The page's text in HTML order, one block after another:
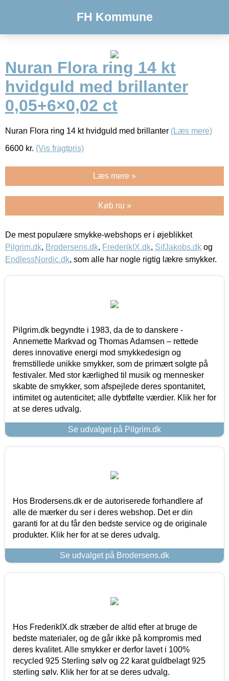
FH Kommune
Nuran Flora ring 14 kt
hvidguld med brillanter
0,05+6×0,02 ct
Nuran Flora ring 14 kt hvidguld med brillanter (Læs mere)
6600 kr. (Vis fragtpris)
Læs mere »
Køb nu »
De mest populære smykke-webshops er i øjeblikket
Pilgrim.dk, Brodersens.dk, FrederikIX.dk, SifJakobs.dk og
EndlessNordic.dk, som alle har nogle rigtig lækre smykker.
Pilgrim.dk begyndte i 1983, da de to danskere -
Annemette Markvad og Thomas Adamsen – rettede
deres innovative energi mod smykkedesign og
fremstillede unikke smykker, som de primært solgte på
festivaler. Med stor kærlighed til musik og mennesker
skabte de smykker, som afspejlede deres spontanitet,
intimitet og autenticitet; alle dybtfølte værdier. Klik her for
at se deres udvalg.
Se udvalget på Pilgrim.dk
Hos Brodersens.dk er de autoriserede forhandlere af
alle de mærker du ser i deres webshop. Det er din
garanti for at du får den bedste service og de originale
produkter. Klik her for at se deres udvalg.
Se udvalget på Brodersens.dk
Hos FrederikIX.dk stræber de altid efter at bruge de
bedste materialer, og de går ikke på kompromis med
deres kvalitet. Alle smykker er derfor lavet i 100%
recycled 925 Sterling sølv og 22 karat guldbelagt 925
sterling sølv. Klik her for at se deres udvalg.